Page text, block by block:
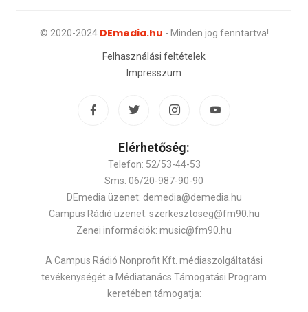
© 2020-2024 DEmedia.hu - Minden jog fenntartva!
Felhasználási feltételek
Impresszum
Elérhetőség:
Telefon: 52/53-44-53
Sms: 06/20-987-90-90
DEmedia üzenet: demedia@demedia.hu
Campus Rádió üzenet: szerkesztoseg@fm90.hu
Zenei információk: music@fm90.hu
A Campus Rádió Nonprofit Kft. médiaszolgáltatási
tevékenységét a Médiatanács Támogatási Program
keretében támogatja: